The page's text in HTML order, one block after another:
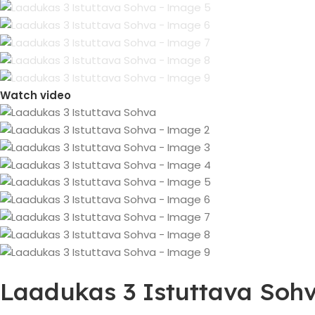
Watch video
Laadukas 3 Istuttava